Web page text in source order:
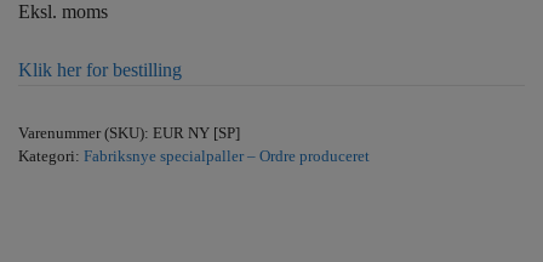
Eksl. moms
Klik her for bestilling
Varenummer (SKU): EUR NY [SP]
Kategori: Fabriksnye specialpaller – Ordre produceret